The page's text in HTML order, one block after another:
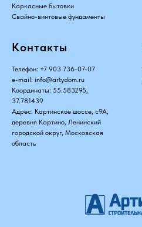
Каркасные бытовки
Свайно-винтовые фундаменты
Контакты
Телефон: +7 903 736-07-07
e-mail: info@artydom.ru
Координаты: 55.583295,
37.781439
Адрес: Картинское шоссе, с9А,
деревня Картино, Ленинский
городской округ, Московская
область